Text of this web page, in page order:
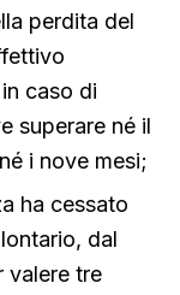
perdita del
caso di
superare né il
i nove mesi;
ha cessato
dal
valere tre